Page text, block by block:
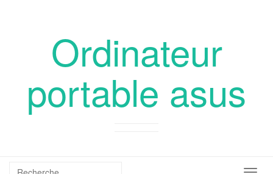
Ordinateur
portable asus